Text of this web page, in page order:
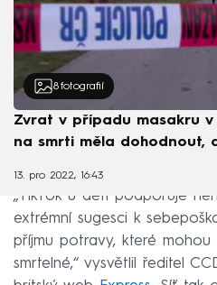
8 fotografií
Zvrat v případu masakru v
na smrti měla dohodnout,
13. pro 2022, 16:43
„TikTok u dětí podporuje
extrémní sugesci k
příjmu potravy, které
smrtelné,“ vysvětlil ředitel